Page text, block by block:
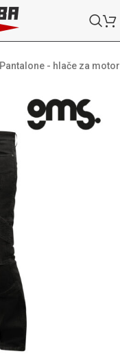
Pantalone - hlače za motor